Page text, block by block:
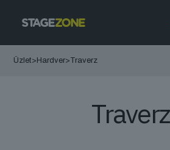
Üzlet> Hardver>Traverz
Traverz